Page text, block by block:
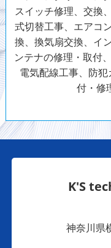
スイッチ修理、交換
式切替工事、エアコ
換、換気扇交換、イ
ンテナの修理・取付
電気配線工事、防犯
付・修
K'S
神奈川県